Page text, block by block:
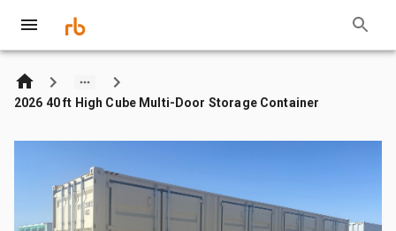
2026 40 ft High Cube Multi-Door Storage Container